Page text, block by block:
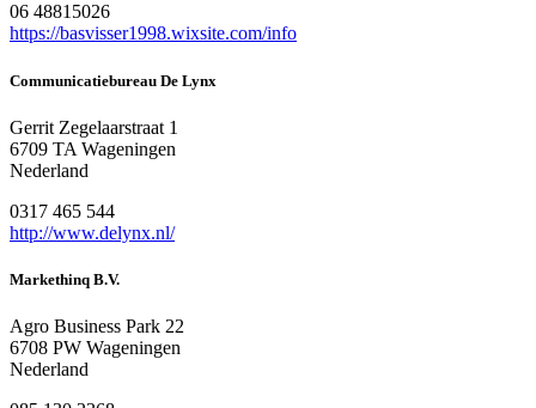
06 48815026
https://basvisser1998.wixsite.com/info
Communicatiebureau De Lynx
Gerrit Zegelaarstraat 1
6709 TA Wageningen
Nederland
0317 465 544
http://www.delynx.nl/
Markethinq B.V.
Agro Business Park 22
6708 PW Wageningen
Nederland